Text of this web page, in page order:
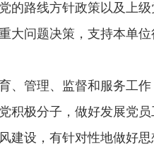
路线方针政策以及上级
问题决策，支持本单位
管理、监督和服务工作
极分子，做好发展党员
设，有针对性地做好思